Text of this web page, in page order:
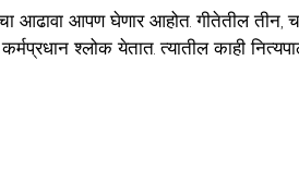
आढावा आपण घेणार आहोत. गीतेतील तीन,
श्लोक येतात. त्यातील काही